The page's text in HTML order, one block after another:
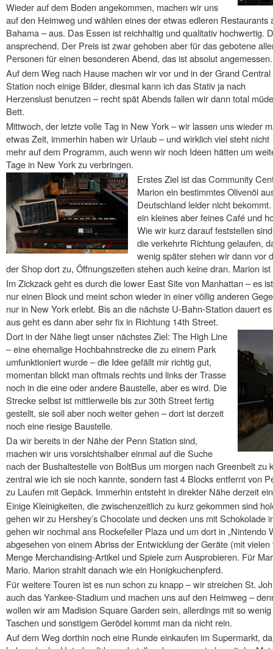
Wieder auf dem Boden angekommen, machen wir uns
auf den Heimweg und wählen eines der etwas edleren Restaurants
Bahama – aus. Das Essen ist reichhaltig und qualitativ hochwertig.
ansprechend. Der Preis ist zwar gehoben aber für das gebotene
Personen für einen besonderen Abend, das ist absolut angemessen.
Auf dem Weg nach Hause machen wir vor und in der Grand Central
Station noch einige Bilder, diesmal kann ich das Stativ ja nach
Herzenslust benutzen – recht spät Abends fallen wir dann total
Bett.
Mittwoch, der letzte volle Tag in New York – wir lassen uns wieder
etwas Zeit, immerhin haben wir Urlaub – und wirklich viel steht nicht
mehr auf dem Programm, auch wenn wir noch Ideen hätten um
Tage in New York zu verbringen.
Erstes Ziel ist das Community
Marion ein bestimmtes Olivenöl
Deutschland leider nicht
ein kleines aber feines Café und
Wie wir kurz darauf feststellen
die verkehrte Richtung gelaufen,
wenig später stehen wir dann vor
der Shop dort zu, Öffnungszeiten stehen auch keine dran. Marion
Im Zickzack geht es durch die lower East Site von Manhattan – es
nur einen Block und meint schon wieder in einer völlig anderen
nur in New York erlebt. Bis an die nächste U-Bahn-Station dauert
aus geht es dann aber sehr fix in Richtung 14th Street.
Dort in der Nähe liegt unser nächstes Ziel: The High Line
– eine ehemalige Hochbahnstrecke die zu einem Park
umfunktioniert wurde – die Idee gefällt mir richtig gut,
momentan blickt man oftmals rechts und links der Trasse
noch in die eine oder andere Baustelle, aber es wird. Die
Strecke selbst ist mittlerweile bis zur 30th Street fertig
gestellt, sie soll aber noch weiter gehen – dort ist derzeit
noch eine riesige Baustelle.
Da wir bereits in der Nähe der Penn Station sind,
machen wir uns vorsichtshalber einmal auf die Suche
nach der Bushaltestelle von BoltBus um morgen nach Greenbelt zu
zentral wie ich sie noch kannte, sondern fast 4 Blocks entfernt von
zu Laufen mit Gepäck. Immerhin entsteht in direkter Nähe derzeit
Einige Kleinigkeiten, die zwischenzeitlich zu kurz gekommen sind
gehen wir zu Hershey’s Chocolate und decken uns mit Schokolade
gehen wir nochmal ans Rockefeller Plaza und um dort in „Nintendo
abgesehen von einem Abriss der Entwicklung der Geräte (mit
Menge Merchandising-Artikel und Spiele zum Ausprobieren. Für
Mario. Marion strahlt danach wie ein Honigkuchenpferd.
Für weitere Touren ist es nun schon zu knapp – wir streichen St.
auch das Yankee-Stadium und machen uns auf den Heimweg –
wollen wir am Madision Square Garden sein, allerdings mit so
Taschen und sonstigem Gerödel kommt man da nicht rein.
Auf dem Weg dorthin noch eine Runde einkaufen im Supermarkt,